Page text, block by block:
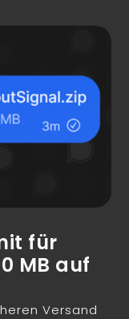
für
MB auf
Versand